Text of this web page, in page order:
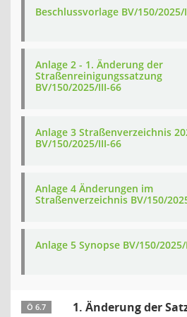
Beschlussvorlage BV/150/2025/
Anlage 2 - 1. Änderung der
Straßenreinigungssatzung
BV/150/2025/III-66
Anlage 3 Straßenverzeichnis
BV/150/2025/III-66
Anlage 4 Änderungen im
Straßenverzeichnis BV/150/
Anlage 5 Synopse BV/150/
Ö 6.7
1. Änderung der